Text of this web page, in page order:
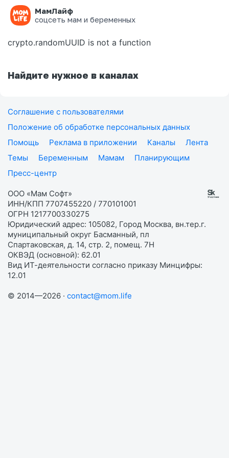
МамЛайф
соцсеть мам и беременных
Ошибка на странице
crypto.randomUUID is not a function
Найдите нужное в каналах
Соглашение с пользователями
Положение об обработке персональных данных
Помощь
Реклама в приложении Каналы
Лента
Темы
Беременным Мамам
Планирующим
Пресс-центр
ООО «Мам Софт»
ИНН/КПП 7707455220 / 770101001
ОГРН 1217700330275
Юридический адрес: 105082, Город Москва, вн.тер.г.
муниципальный округ Басманный, пл
Спартаковская, д. 14, стр. 2, помещ. 7Н
ОКВЭД (основной): 62.01
Вид ИТ-деятельности согласно приказу Минцифры:
12.01
© 2014—2026 · contact@mom.life